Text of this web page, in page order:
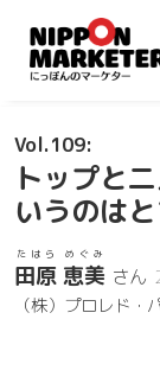
109
トップと
いうのは
田原 恵美
たはら めぐみ
さん
（株）プロレド・